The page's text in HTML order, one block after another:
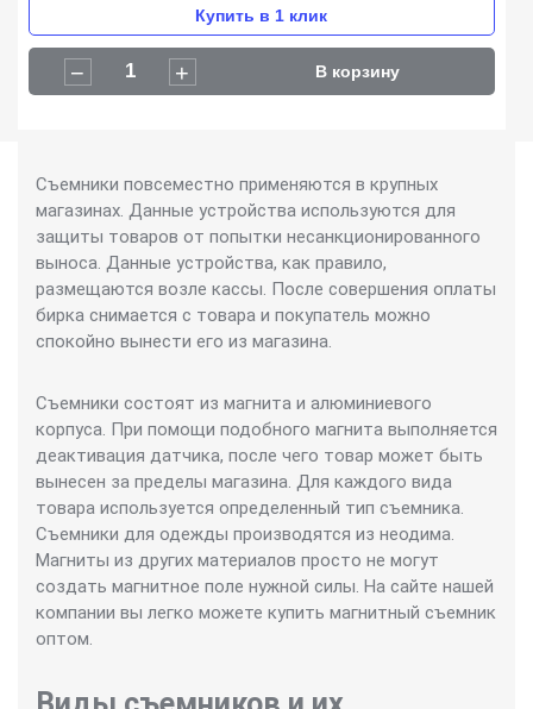
Съемники повсеместно применяются в крупных
магазинах. Данные устройства используются для
защиты товаров от попытки несанкционированного
выноса. Данные устройства, как правило,
размещаются возле кассы. После совершения оплаты
бирка снимается с товара и покупатель можно
спокойно вынести его из магазина.
Съемники состоят из магнита и алюминиевого
корпуса. При помощи подобного магнита выполняется
деактивация датчика, после чего товар может быть
вынесен за пределы магазина. Для каждого вида
товара используется определенный тип съемника.
Съемники для одежды производятся из неодима.
Магниты из других материалов просто не могут
создать магнитное поле нужной силы. На сайте нашей
компании вы легко можете купить магнитный съемник
оптом.